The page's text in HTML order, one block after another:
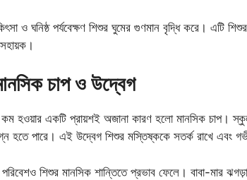
ও ঘনিষ্ঠ পর্যবেক্ষণ শিশুর ঘুমের গুণমান বৃদ্ধি করে। এটি
চাপ ও উদ্বেগ
হওয়ার একটি প্রায়শই অজানা কারণ হলো মানসিক চাপ।
হতে পারে। এই উদ্বেগ শিশুর মস্তিষ্ককে সতর্ক রাখে এবং
পরিবেশও শিশুর মানসিক শান্তিতে প্রভাব ফেলে। বাবা-মার